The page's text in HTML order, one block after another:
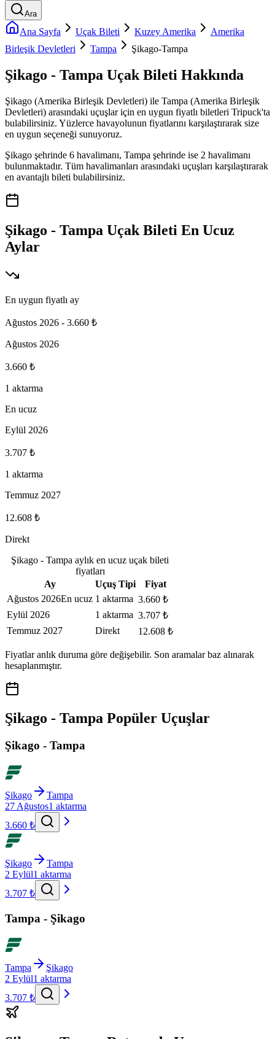
Ara
Ana Sayfa Uçak Bileti Kuzey Amerika
Amerika
Birleşik Devletleri
Tampa Şikago-Tampa
Şikago - Tampa Uçak Bileti Hakkında
Şikago (Amerika Birleşik Devletleri) ile Tampa (Amerika Birleşik
Devletleri) arasındaki uçuşlar için en uygun fiyatlı biletleri Tripuck'ta
bulabilirsiniz. Yüzlerce havayolunun fiyatlarını karşılaştırarak size
en uygun seçeneği sunuyoruz.
Şikago şehrinde 6 havalimanı, Tampa şehrinde ise 2 havalimanı
bulunmaktadır. Tüm havalimanları arasındaki uçuşları karşılaştırarak
en avantajlı bileti bulabilirsiniz.
Şikago - Tampa Uçak Bileti En Ucuz
Aylar
En uygun fiyatlı ay
Ağustos 2026 - 3.660 ₺
Ağustos 2026
3.660 ₺
1 aktarma
En ucuz
Eylül 2026
3.707 ₺
1 aktarma
Temmuz 2027
12.608 ₺
Direkt
Şikago - Tampa aylık en ucuz uçak bileti
fiyatları
Ay
Uçuş Tipi
Fiyat
Ağustos 2026En ucuz 1 aktarma 3.660 ₺
Eylül 2026
1 aktarma 3.707 ₺
Temmuz 2027
Direkt 12.608 ₺
Fiyatlar anlık duruma göre değişebilir. Son aramalar baz alınarak
hesaplanmıştır.
Şikago - Tampa Popüler Uçuşlar
Şikago - Tampa
Şikago
Tampa
27 Ağustos1 aktarma
3.660 ₺
Şikago
Tampa
2 Eylül1 aktarma
3.707 ₺
Tampa - Şikago
Tampa
Şikago
2 Eylül1 aktarma
3.707 ₺